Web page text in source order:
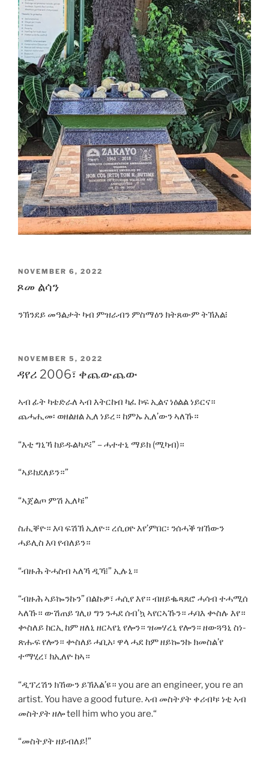
POSTED
NOVEMBER 6, 2022
ጾመ ልሳን
ንኽንደይ መዓልታት ካብ ምዝራብን ምስማዕን ክትጸውም ትኽእል፧
POSTED
NOVEMBER 5, 2022
ዳየሪ 2006፣ ቀጨውጨው
ኣብ ፊት ካቴድራለ ኣብ እትርከብ ካፈ ኮፍ ኢልና ነዕልል ነይርና።
ጨሓሒመ፡ ወዘልዘል ኢለ ነይረ። ከምኡ ኢለ’ውን ኣለኹ።
“እቲ ግኒኻ ከይዱልካዶ፧” – ሓተተኒ ማይክ (ሚካብ)።
“ኣይከደለይን።”
“ኣጀልጦ ምሽ ኢለካ፧”
ስሒቐዮ። እባ ፍሽኽ ኢለዮ። ረሲዐዮ እየ’ምበር፡ ንሰሓቕ ዝኸውን
ሓይሊስ እባ የብለይን።
“ብዙሕ ትሓስብ ኣለኻ ዲኻ፧” ኢሉኒ።
“ብዙሕ ኣይኰንኩን” በልኩዎ፣ ሓሲየ እየ። ብዘይቈጻጸሮ ሓሳብ ተሓሚሰ
ኣለኹ። ውሽጠይ ገሊሀ ግን ንሓደ ሰብ’ኳ ኣየርኣኹን። ሓባእ ቍስሉ እየ።
ቍስለይ ከርኢ ከም ዘለኒ ዘርኣየኒ የሎን። ዝመሃረኒ የሎን። ዘውጓዓኒ ስነ-
ጽሑፍ የሎን። ቍስለይ ሓቢአ፡ ዋላ ሓደ ከም ዘይኰንኩ ክመስል’የ
ተማሂረ፣ ክኢለዮ ከኣ።
“ዲፕረሽን ክኸውን ይኽእል’ዩ። you are an engineer, you re an
artist. You have a good future. ኣብ መስትያት ቀሪብካ፡ ነቲ ኣብ
መስትያት ዘሎ tell him who you are.“
“መስትያት ዘይብለይ!”